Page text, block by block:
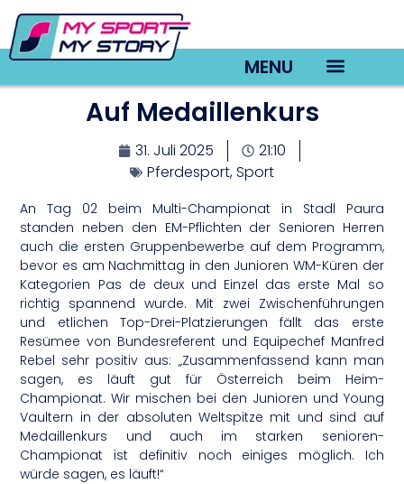
MENU
Auf Medaillenkurs
31. Juli 2025
21:10
Pferdesport,Sport
An Tag 02 beim Multi-Championat in Stadl Paura
standen neben den EM-Pflichten der Senioren Herren
auch die ersten Gruppenbewerbe auf dem Programm,
bevor es am Nachmittag in den Junioren WM-Küren der
Kategorien Pas de deux und Einzel das erste Mal so
richtig spannend wurde. Mit zwei Zwischenführungen
und etlichen Top-Drei-Platzierungen fällt das erste
Resümee von Bundesreferent und Equipechef Manfred
Rebel sehr positiv aus: „Zusammenfassend kann man
sagen, es läuft gut für Österreich beim Heim-
Championat. Wir mischen bei den Junioren und Young
Vaultern in der absoluten Weltspitze mit und sind auf
Medaillenkurs und auch im starken senioren-
Championat ist definitiv noch einiges möglich. Ich
würde sagen, es läuft!“